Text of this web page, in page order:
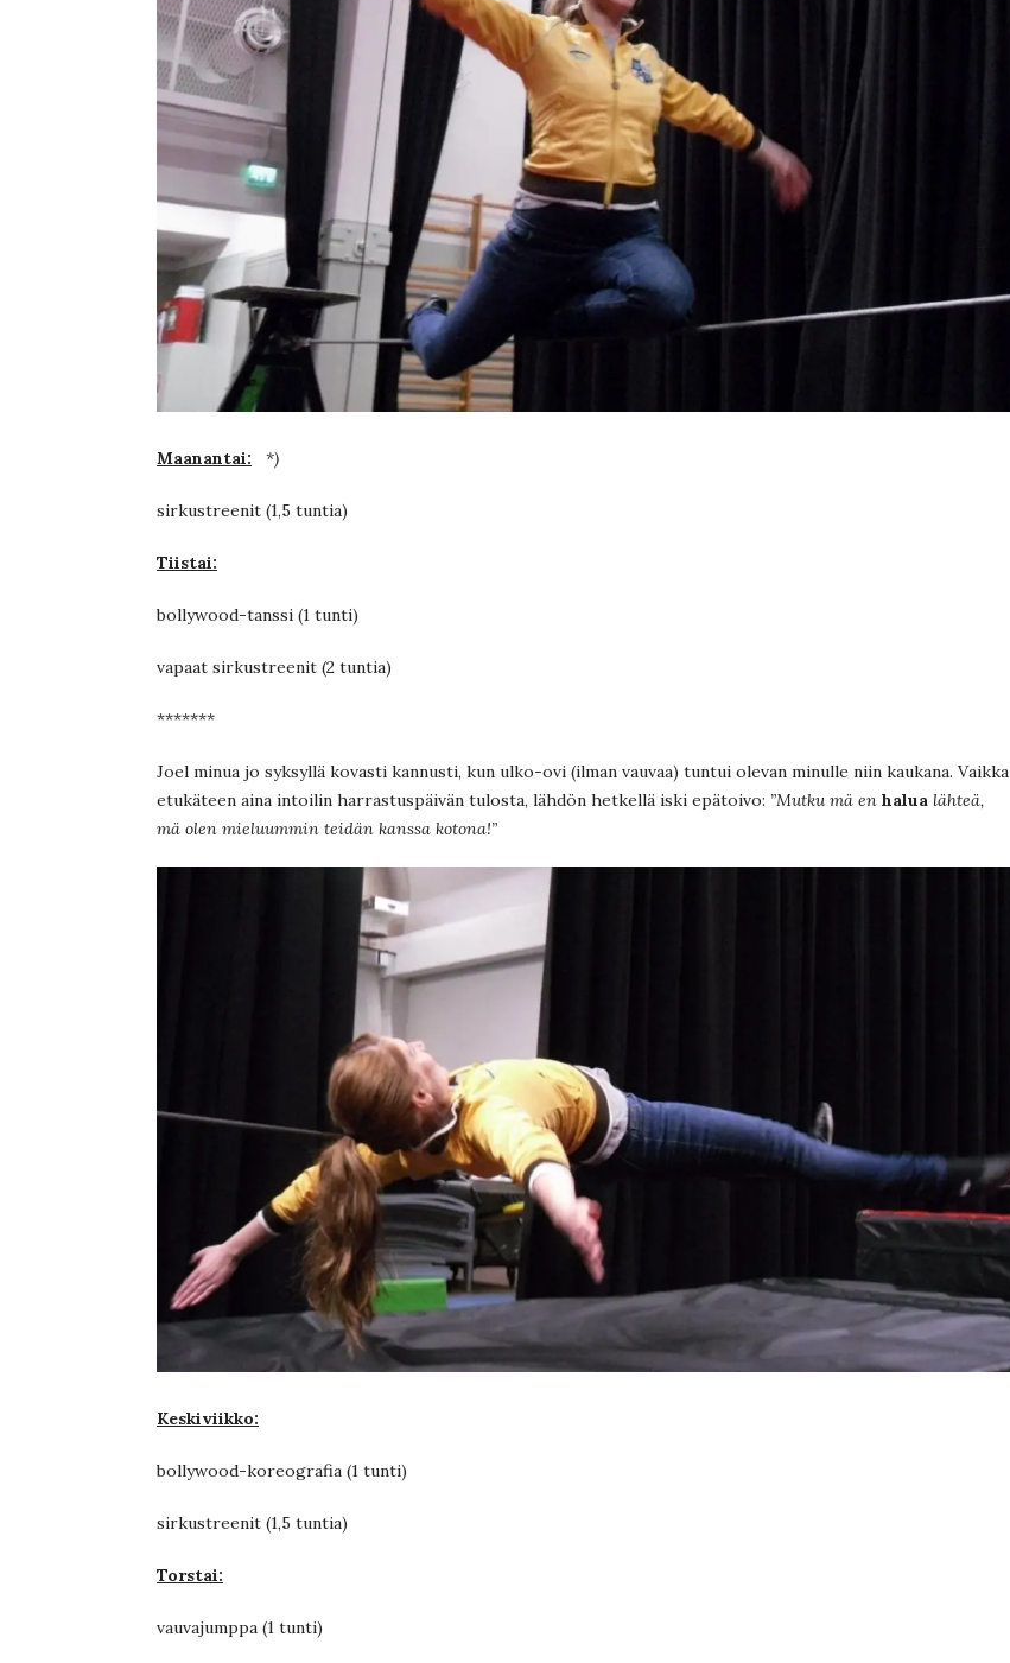
Maanantai: *)
sirkustreenit (1,5 tuntia)
Tiistai:
bollywood-tanssi (1 tunti)
vapaat sirkustreenit (2 tuntia)
*******
Joel minua jo syksyllä kovasti kannusti, kun ulko-ovi (ilman vauvaa) tuntui olevan minulle niin kaukana. Vaikka
etukäteen aina intoilin harrastuspäivän tulosta, lähdön hetkellä iski epätoivo: ”Mutku mä en halua lähteä,
mä olen mieluummin teidän kanssa kotona!”
Keskiviikko:
bollywood-koreografia (1 tunti)
sirkustreenit (1,5 tuntia)
Torstai:
vauvajumppa (1 tunti)